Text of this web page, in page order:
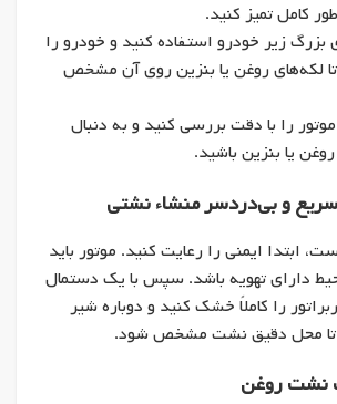
کامل تمیز کنید.
بزرگ زیر خودرو استفاده کنید و خودرو را
لکه‌های روغن یا بنزین روی آن مشخص
را با دقت بررسی کنید و به دنبال
یا بنزین باشید.
و بی‌دردسر منشاء نشتی
ابتدا ایمنی را رعایت کنید. موتور باید
دارای تهویه باشد. سپس با یک دستمال
را کاملاً خشک کنید و دوباره شیر
تا محل دقیق نشت مشخص شود.
نشت روغن